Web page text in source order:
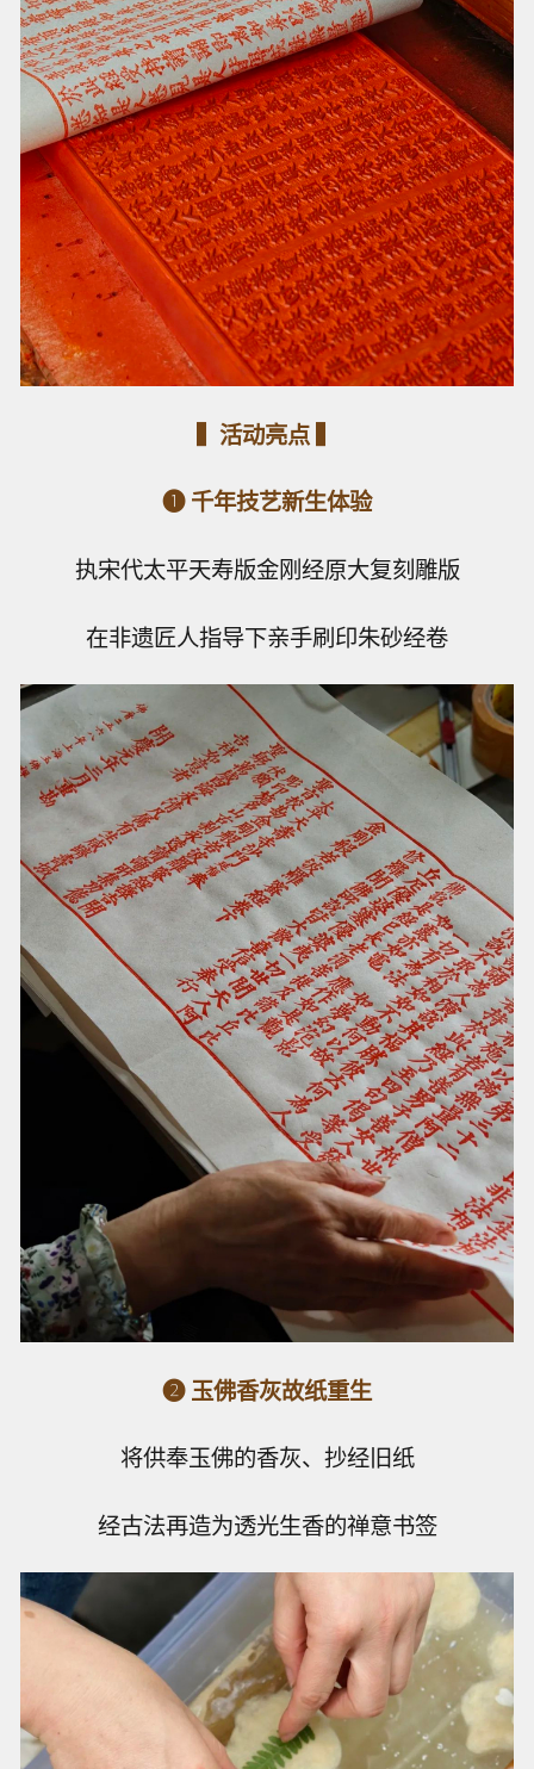
▍活动亮点 ▍
❶ 千年技艺新生体验
执宋代太平天寿版金刚经原大复刻雕版
在非遗匠人指导下亲手刷印朱砂经卷
❷ 玉佛香灰故纸重生
将供奉玉佛的香灰、抄经旧纸
经古法再造为透光生香的禅意书签